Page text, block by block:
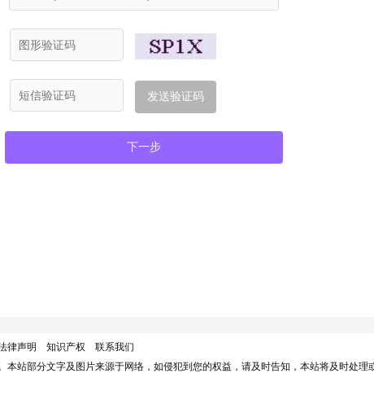
发送验证码
下一步
律声明 知识产权
联系我们
站部分文字及图片来源于网络，如侵犯到您的权益，请及时告知，本站将及时处理